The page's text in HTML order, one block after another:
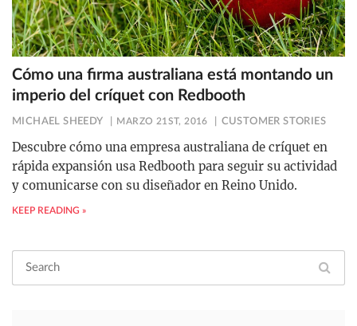
Cómo una firma australiana está montando un
imperio del críquet con Redbooth
MICHAEL SHEEDY MARZO 21ST, 2016 CUSTOMER STORIES
Descubre cómo una empresa australiana de críquet en
rápida expansión usa Redbooth para seguir su actividad
y comunicarse con su diseñador en Reino Unido.
KEEP READING »